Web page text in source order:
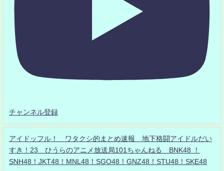
チャンネル登録
アイドッフル！ ワタクシ的まとめ速報 地下格闘アイドルだい
すき！23 ひうらのアニメ放送局101ちゃんねる BNK48 ！
SNH48！JKT48！MNL48！SGO48！GNZ48！STU48！SKE48